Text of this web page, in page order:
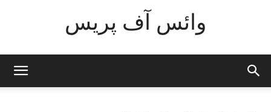
وائس آف پریس